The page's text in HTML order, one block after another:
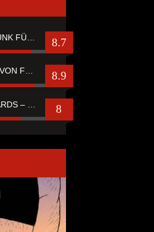
8.7
REVIEW: „RESURGENCE“ VON FUTURE PALACE 8.9
8